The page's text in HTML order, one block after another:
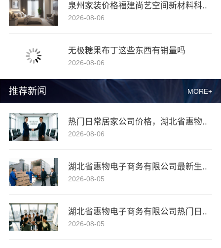
推荐新闻 MORE+
热门日常居家公司价格，湖北省惠物..
2026-08-06
湖北省惠物电子商务有限公司最新生..
2026-08-05
湖北省惠物电子商务有限公司热门日..
2026-08-05
泉州家装价格福建尚艺空间新材料科..
2026-08-06
无极糖果布丁这些东西有销量吗
2026-08-06